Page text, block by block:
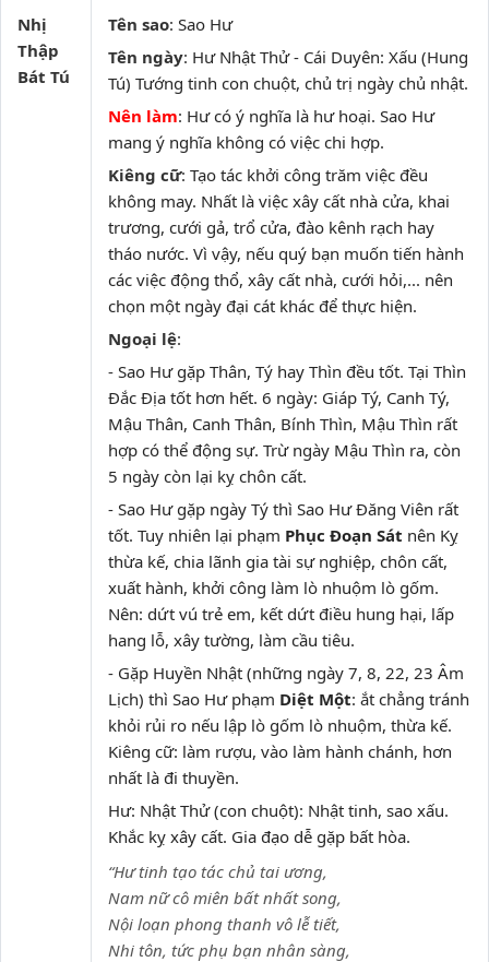
Nhị
Thập
Bát Tú
Tên sao: Sao Hư
Tên ngày: Hư Nhật Thử - Cái Duyên: Xấu (Hung
Tú) Tướng tinh con chuột, chủ trị ngày chủ nhật.
Nên làm: Hư có ý nghĩa là hư hoại. Sao Hư
mang ý nghĩa không có việc chi hợp.
Kiêng cữ: Tạo tác khởi công trăm việc đều
không may. Nhất là việc xây cất nhà cửa, khai
trương, cưới gả, trổ cửa, đào kênh rạch hay
tháo nước. Vì vậy, nếu quý bạn muốn tiến hành
các việc động thổ, xây cất nhà, cưới hỏi,... nên
chọn một ngày đại cát khác để thực hiện.
Ngoại lệ:
- Sao Hư gặp Thân, Tý hay Thìn đều tốt. Tại Thìn
Đắc Địa tốt hơn hết. 6 ngày: Giáp Tý, Canh Tý,
Mậu Thân, Canh Thân, Bính Thìn, Mậu Thìn rất
hợp có thể động sự. Trừ ngày Mậu Thìn ra, còn
5 ngày còn lại kỵ chôn cất.
- Sao Hư gặp ngày Tý thì Sao Hư Đăng Viên rất
tốt. Tuy nhiên lại phạm Phục Đoạn Sát nên Kỵ
thừa kế, chia lãnh gia tài sự nghiệp, chôn cất,
xuất hành, khởi công làm lò nhuộm lò gốm.
Nên: dứt vú trẻ em, kết dứt điều hung hại, lấp
hang lỗ, xây tường, làm cầu tiêu.
- Gặp Huyền Nhật (những ngày 7, 8, 22, 23 Âm
Lịch) thì Sao Hư phạm Diệt Một: ắt chẳng tránh
khỏi rủi ro nếu lập lò gốm lò nhuộm, thừa kế.
Kiêng cữ: làm rượu, vào làm hành chánh, hơn
nhất là đi thuyền.
Hư: Nhật Thử (con chuột): Nhật tinh, sao xấu.
Khắc kỵ xây cất. Gia đạo dễ gặp bất hòa.
“Hư tinh tạo tác chủ tai ương,
Nam nữ cô miên bất nhất song,
Nội loạn phong thanh vô lễ tiết,
Nhi tôn, tức phụ bạn nhân sàng,